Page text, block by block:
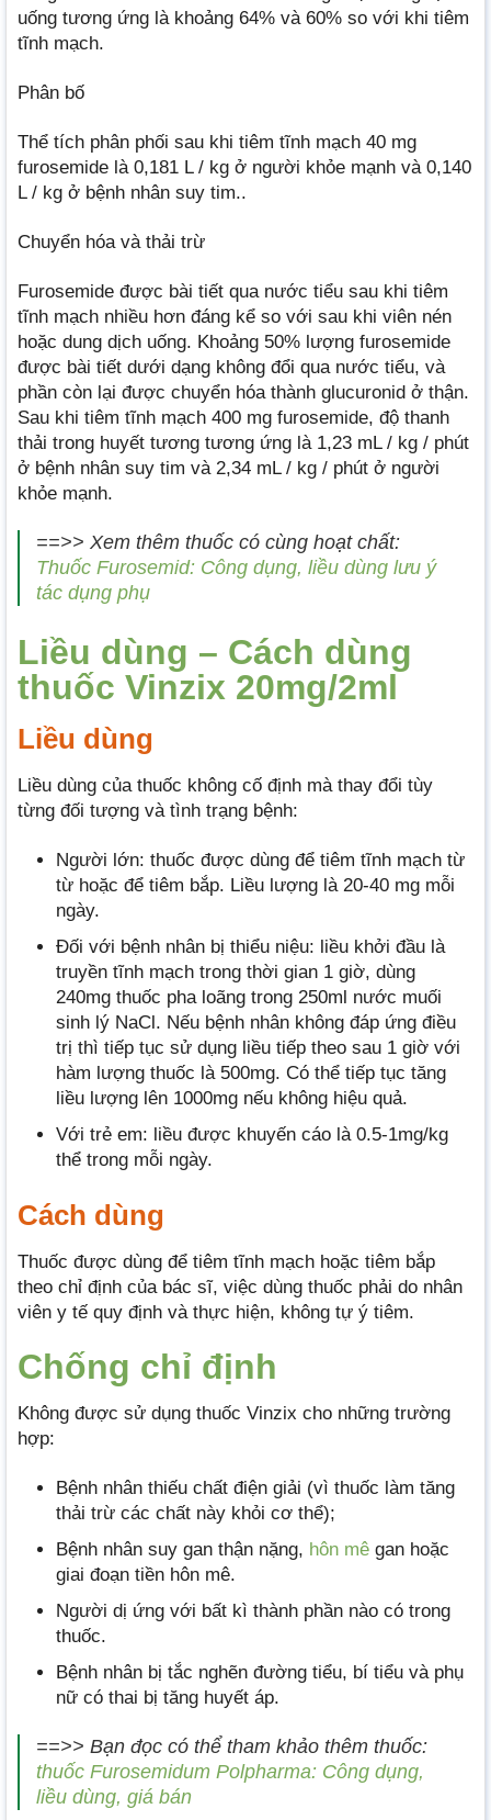
uống tương ứng là khoảng 64% và 60% so với khi tiêm
tĩnh mạch.
Phân bố
Thể tích phân phối sau khi tiêm tĩnh mạch 40 mg
furosemide là 0,181 L / kg ở người khỏe mạnh và 0,140
L / kg ở bệnh nhân suy tim..
Chuyển hóa và thải trừ
Furosemide được bài tiết qua nước tiểu sau khi tiêm
tĩnh mạch nhiều hơn đáng kể so với sau khi viên nén
hoặc dung dịch uống. Khoảng 50% lượng furosemide
được bài tiết dưới dạng không đổi qua nước tiểu, và
phần còn lại được chuyển hóa thành glucuronid ở thận.
Sau khi tiêm tĩnh mạch 400 mg furosemide, độ thanh
thải trong huyết tương tương ứng là 1,23 mL / kg / phút
ở bệnh nhân suy tim và 2,34 mL / kg / phút ở người
khỏe mạnh.
==>> Xem thêm thuốc có cùng hoạt chất:
Thuốc Furosemid: Công dụng, liều dùng lưu ý
tác dụng phụ
Liều dùng – Cách dùng
thuốc Vinzix 20mg/2ml
Liều dùng
Liều dùng của thuốc không cố định mà thay đổi tùy
từng đối tượng và tình trạng bệnh:
Người lớn: thuốc được dùng để tiêm tĩnh mạch từ
từ hoặc để tiêm bắp. Liều lượng là 20-40 mg mỗi
ngày.
Đối với bệnh nhân bị thiểu niệu: liều khởi đầu là
truyền tĩnh mạch trong thời gian 1 giờ, dùng
240mg thuốc pha loãng trong 250ml nước muối
sinh lý NaCl. Nếu bệnh nhân không đáp ứng điều
trị thì tiếp tục sử dụng liều tiếp theo sau 1 giờ với
hàm lượng thuốc là 500mg. Có thể tiếp tục tăng
liều lượng lên 1000mg nếu không hiệu quả.
Với trẻ em: liều được khuyến cáo là 0.5-1mg/kg
thể trong mỗi ngày.
Cách dùng
Thuốc được dùng để tiêm tĩnh mạch hoặc tiêm bắp
theo chỉ định của bác sĩ, việc dùng thuốc phải do nhân
viên y tế quy định và thực hiện, không tự ý tiêm.
Chống chỉ định
Không được sử dụng thuốc Vinzix cho những trường
hợp:
Bệnh nhân thiếu chất điện giải (vì thuốc làm tăng
thải trừ các chất này khỏi cơ thể);
Bệnh nhân suy gan thận nặng, hôn mê gan hoặc
giai đoạn tiền hôn mê.
Người dị ứng với bất kì thành phần nào có trong
thuốc.
Bệnh nhân bị tắc nghẽn đường tiểu, bí tiểu và phụ
nữ có thai bị tăng huyết áp.
==>> Bạn đọc có thể tham khảo thêm thuốc:
thuốc Furosemidum Polpharma: Công dụng,
liều dùng, giá bán